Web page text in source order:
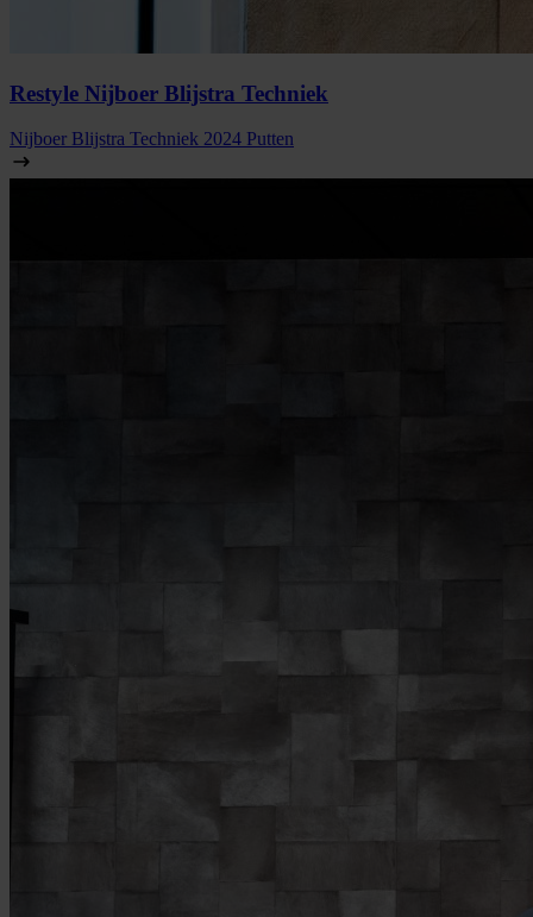
Restyle Nijboer Blijstra Techniek
Nijboer Blijstra Techniek 2024 Putten